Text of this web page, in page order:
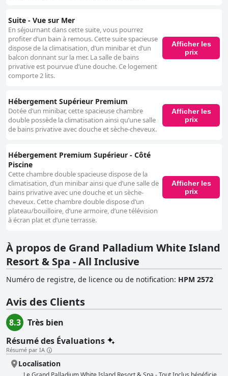
Suite - Vue sur Mer
En séjournant dans cette suite, vous pourrez
profiter d’un bain à remous. Cette suite spacieuse
dispose de la climatisation, d’un minibar et d’un
balcon donnant sur la mer. La salle de bains
privative est pourvue d’une douche. Ce logement
comporte 2 lits.
Afficher les
prix
Hébergement Supérieur Premium
Dotée d’un minibar, cette spacieuse chambre
double possède la climatisation ainsi qu’une salle
de bains privative avec douche et sèche-cheveux.
Afficher les
prix
Hébergement Premium Supérieur - Côté
Piscine
Cette chambre double spacieuse dispose de la
climatisation, d’un minibar ainsi que d’une salle de
bains privative avec une douche et un sèche-
cheveux. Cette chambre double dispose d’un
plateau/bouilloire, d’une armoire, d’une télévision
à écran plat et d’une terrasse.
Afficher les
prix
À propos de Grand Palladium White Island
Resort & Spa - All Inclusive
Numéro de registre, de licence ou de notification: HPM 2572
Avis des Clients
8.3
Très bien
Résumé des Évaluations
Résumé par IA
Localisation